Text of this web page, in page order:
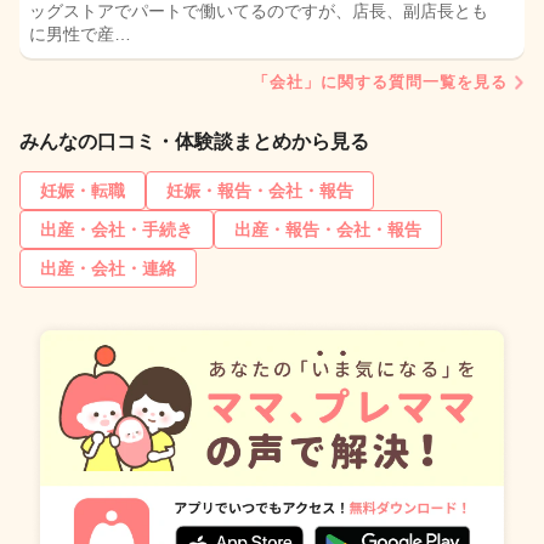
ッグストアでパートで働いてるのですが、店長、副店長とも
に男性で産…
「会社」に関する質問一覧を見る
みんなの口コミ・体験談まとめから見る
妊娠・転職
妊娠・報告・会社・報告
出産・会社・手続き
出産・報告・会社・報告
出産・会社・連絡